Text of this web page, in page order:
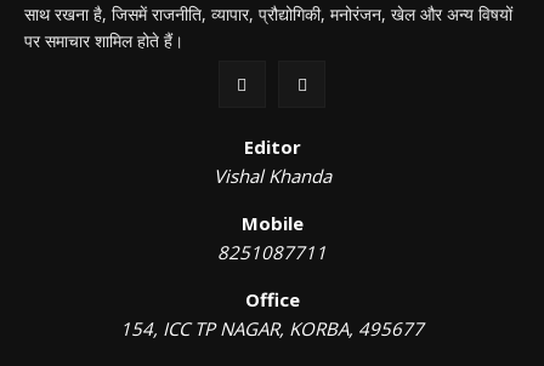
साथ रखना है, जिसमें राजनीति, व्यापार, प्रौद्योगिकी, मनोरंजन, खेल और अन्य विषयों
पर समाचार शामिल होते हैं।
Editor
Vishal Khanda
Mobile
8251087711
Office
154, ICC TP NAGAR, KORBA, 495677